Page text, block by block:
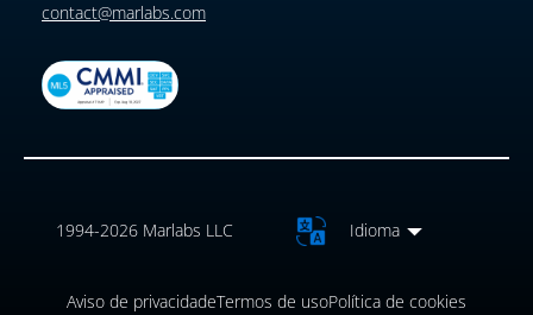
contact@marlabs.com
1994-2026 Marlabs LLC Idioma
Aviso de privacidadeTermos de usoPolítica de cookies